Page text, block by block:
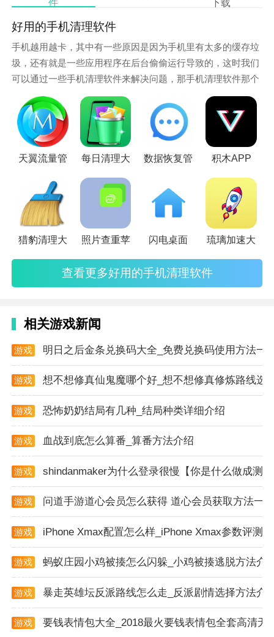
软件创新
1. 智能识别技术：采用先进的智能识别技术，精准识别
并清理手机中的无用文件和垃圾数据。
2. 专项清理功能：针对微信、qq等常用软件进行专项
清理，释放更多存储空间。
3. 实时监控与提醒：实时监控手机状态，包括内存使用
情况、网络速度等，并定期提醒用户进行手机清理和优
化。
4. 个性化服务：根据用户的使用习惯和需求，提供个性
化的清理和优化方案。
app强项
1. 深度清理：深入系统底层进行清理，确保清理彻底，
释放更多存储空间。
2. 内存管理：智能管理手机内存，一键关闭后台无用应
用，提高手机响应速度。
件
下载
好用的手机清理软件
手机越用越卡，其中有一些原因是因为手机里有太多的缓存垃
圾，还有就是一些应用程序在后台偷偷运行导致的，这时我们
可以通过一些手机清理软件来解决问题，那手机清理软件那个
好呢？这里小编搜集了一些比较受大家欢迎的手机清理软件，
像360清理大师、腾讯手机管家无疑用的是最多的，并且功
能、操作都相对完善。除此之外，鲁大师手机版、一键清理大
师也带来了各自独特的使用体验~这些手机清理软件都可以很
好地帮助我们及时清理手
天翼流量管 每日清理大 数据恢复管 积木APP
猎豹清理大 照片查重苹 闪电桌面 琉璃加速大
查看更多好用的手机清理软件
相关游戏新闻
游戏
明日之后金条兑换码大全_免费兑换码使用方法一
游戏
想不想修真仙鬼魔哪个好_想不想修真修炼路线选
游戏
恐怖奶奶结局有几种_结局种类详细介绍
游戏
血战到底怎么算番_算番方法介绍
游戏
shindanmaker为什么登录很慢【你是什么做成测
游戏
问道手游道心会员怎么获得 道心会员获取方法一览
游戏
iPhone Xmax配置怎么样_iPhone Xmax参数评测
游戏
蚂蚁庄园小鸡被揍怎么闪躲_小鸡被揍逃脱方法介
游戏
暴走英雄坛反派路线怎么走_反派剧情选择方法介
游戏
要钱表情包大全_2018最火要钱表情包全套高清无